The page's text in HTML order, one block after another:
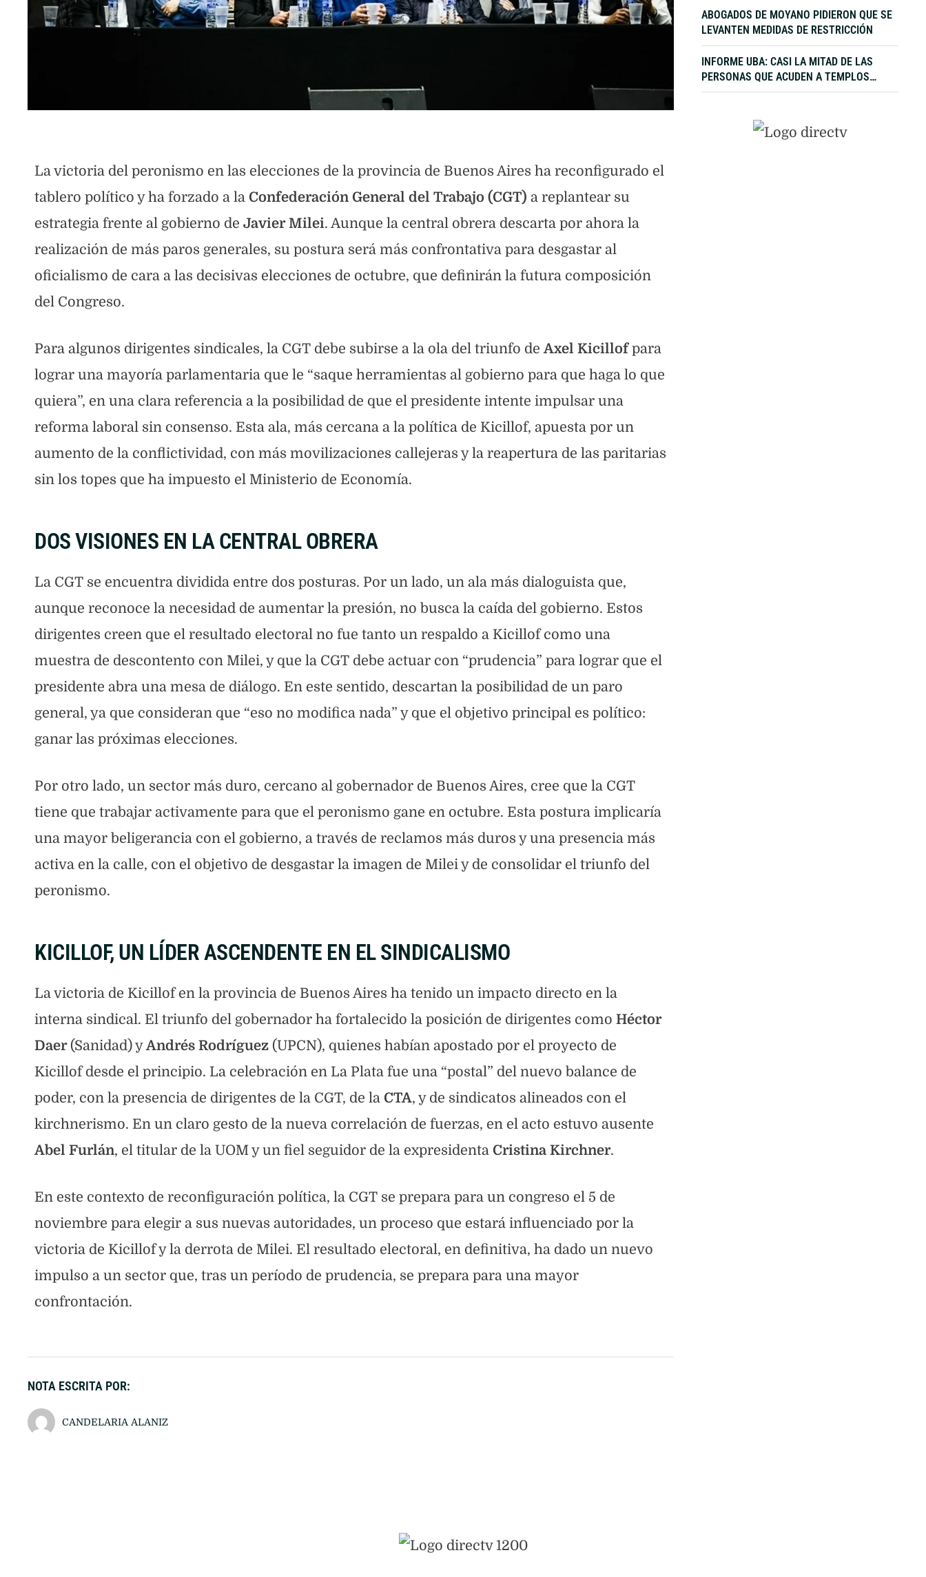
La victoria del peronismo en las elecciones de la provincia de Buenos Aires ha reconfigurado el
tablero político y ha forzado a la Confederación General del Trabajo (CGT) a replantear su
estrategia frente al gobierno de Javier Milei. Aunque la central obrera descarta por ahora la
realización de más paros generales, su postura será más confrontativa para desgastar al
oficialismo de cara a las decisivas elecciones de octubre, que definirán la futura composición
del Congreso.
Para algunos dirigentes sindicales, la CGT debe subirse a la ola del triunfo deAxel Kicillofpara
lograr una mayoría parlamentaria que le “saque herramientas al gobierno para que haga lo que
quiera”, en una clara referencia a la posibilidad de que el presidente intente impulsar una
reforma laboral sin consenso. Esta ala, más cercana a la política de Kicillof, apuesta por un
aumento de la conflictividad, con más movilizaciones callejeras y la reapertura de las paritarias
sin los topes que ha impuesto el Ministerio de Economía.
DOS VISIONES EN LA CENTRAL OBRERA
La CGT se encuentra dividida entre dos posturas. Por un lado, un ala más dialoguista que,
aunque reconoce la necesidad de aumentar la presión, no busca la caída del gobierno. Estos
dirigentes creen que el resultado electoral no fue tanto un respaldo a Kicillof como una
muestra de descontento con Milei, y que la CGT debe actuar con “prudencia” para lograr que el
presidente abra una mesa de diálogo. En este sentido, descartan la posibilidad de un paro
general, ya que consideran que “eso no modifica nada” y que el objetivo principal es político:
ganar las próximas elecciones.
Por otro lado, un sector más duro, cercano al gobernador de Buenos Aires, cree que la CGT
tiene que trabajar activamente para que el peronismo gane en octubre. Esta postura implicaría
una mayor beligerancia con el gobierno, a través de reclamos más duros y una presencia más
activa en la calle, con el objetivo de desgastar la imagen de Milei y de consolidar el triunfo del
peronismo.
KICILLOF, UN LÍDER ASCENDENTE EN EL SINDICALISMO
La victoria de Kicillof en la provincia de Buenos Aires ha tenido un impacto directo en la
interna sindical. El triunfo del gobernador ha fortalecido la posición de dirigentes como Héctor
Daer(Sanidad) yAndrés Rodríguez (UPCN), quienes habían apostado por el proyecto de
Kicillof desde el principio. La celebración en La Plata fue una “postal” del nuevo balance de
poder, con la presencia de dirigentes de la CGT, de la CTA, y de sindicatos alineados con el
kirchnerismo. En un claro gesto de la nueva correlación de fuerzas, en el acto estuvo ausente
Abel Furlán, el titular de la UOM y un fiel seguidor de la expresidenta Cristina Kirchner.
En este contexto de reconfiguración política, la CGT se prepara para un congreso el 5 de
noviembre para elegir a sus nuevas autoridades, un proceso que estará influenciado por la
victoria de Kicillof y la derrota de Milei. El resultado electoral, en definitiva, ha dado un nuevo
impulso a un sector que, tras un período de prudencia, se prepara para una mayor
confrontación.
NOTA ESCRITA POR:
CANDELARIA ALANIZ
ABOGADOS DE MOYANO PIDIERON QUE SE
LEVANTEN MEDIDAS DE RESTRICCIÓN
INFORME UBA: CASI LA MITAD DE LAS
PERSONAS QUE ACUDEN A TEMPLOS
RELIGIOSOS BUSCAN AYUDA ECONÓMICA,